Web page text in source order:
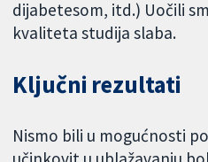
dijabetesom, itd.) Uočili
kvaliteta studija slaba.
Ključni rezultati
Nismo bili u mogućnosti